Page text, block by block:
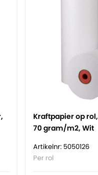
Kraftpapier op
70 gram/m2, Wit
Artikelnr: 5050126
Per rol